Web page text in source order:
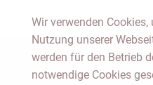
Notar
Wir verwenden
Nutzung unserer
werden für den Betrieb
notwendige Cookies